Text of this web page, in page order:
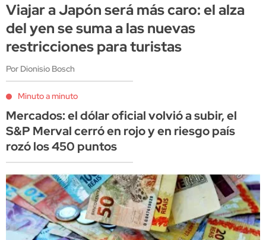
Viajar a Japón será más caro: el alza
del yen se suma a las nuevas
restricciones para turistas
Por Dionisio Bosch
Minuto a minuto
Mercados: el dólar oficial volvió a subir, el
S&P Merval cerró en rojo y en riesgo país
rozó los 450 puntos